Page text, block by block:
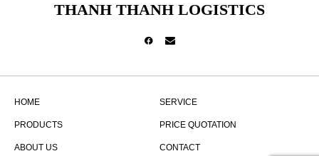
THANH THANH LOGISTICS
HOME SERVICE
PRODUCTS PRICE QUOTATION
ABOUT US CONTACT